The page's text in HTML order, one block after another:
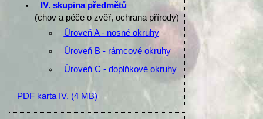
IV. skupina předmětů
(chov a péče o zvěř, ochrana přírody)
Úroveň A - nosné okruhy
Úroveň B - rámcové okruhy
Úroveň C - doplňkové okruhy
PDF karta IV. (4 MB)